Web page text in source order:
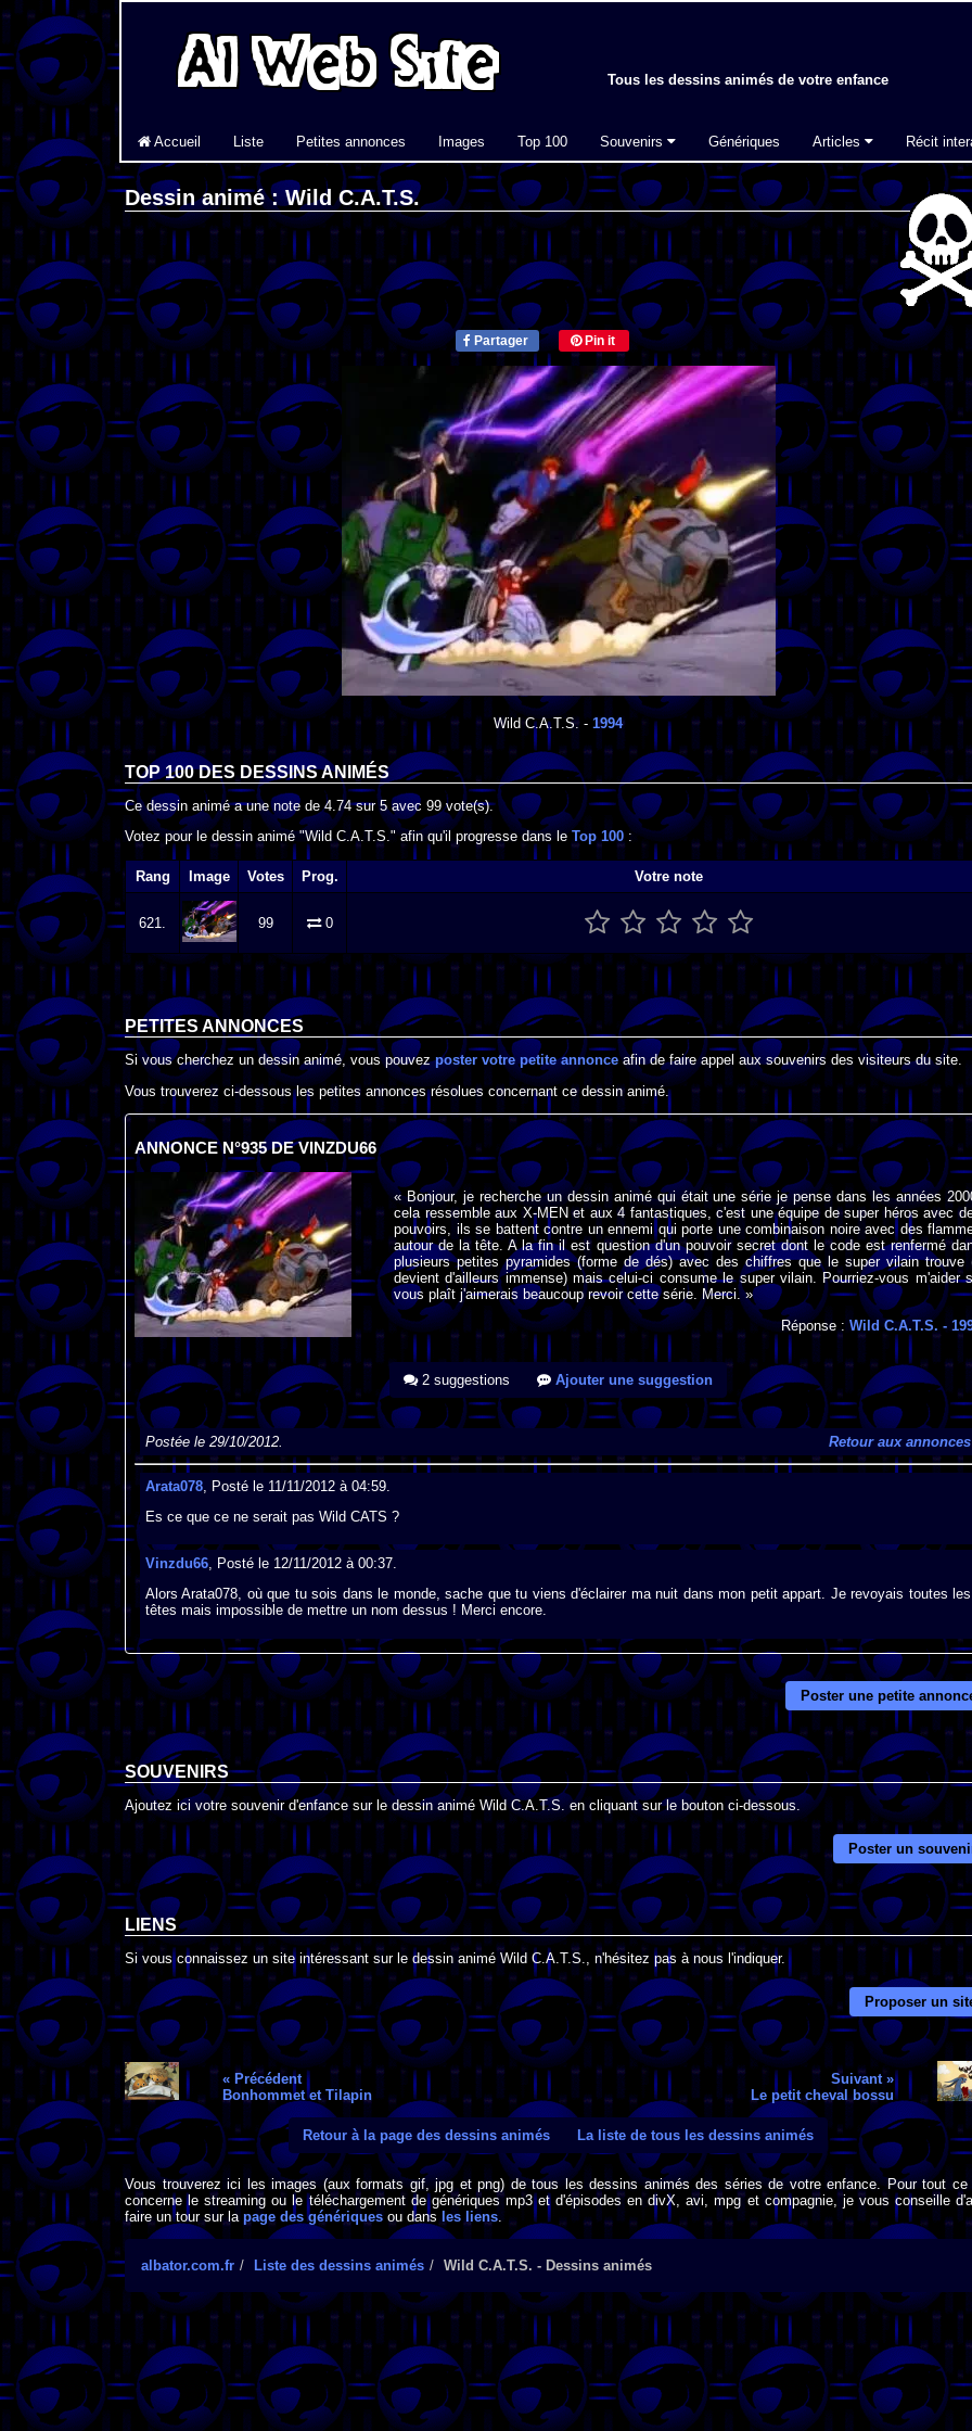
Tous les dessins animés de votre enfance
Accueil Liste Petites annonces Images Top 100 Souvenirs Génériques Articles Récit
Dessin animé : Wild C.A.T.S.
Partager Pin it
Wild C.A.T.S. - 1994
TOP 100 DES DESSINS ANIMÉS
Ce dessin animé a une note de4.74sur5avec 99vote(s).
Votez pour le dessin animé "Wild C.A.T.S." afin qu'il progresse dans leTop 100 :
Rang Image Votes Prog. Votre note
621. 99 0
PETITES ANNONCES
Si vous cherchez un dessin animé, vous pouvezposter votre petite annonceafin de faire appel aux souvenirs des visiteurs du site.
Vous trouverez ci-dessous les petites annonces résolues concernant ce dessin animé.
ANNONCE N°935 DE VINZDU66
« Bonjour, je recherche un dessin animé qui était une série je pense dans les années
cela ressemble aux X-MEN et aux 4 fantastiques, c'est une équipe de super héros avec
pouvoirs, ils se battent contre un ennemi qui porte une combinaison noire avec des
autour de la tête. A la fin il est question d'un pouvoir secret dont le code est renfermé
plusieurs petites pyramides (forme de dés) avec des chiffres que le super vilain trouve
devient d'ailleurs immense) mais celui-ci consume le super vilain. Pourriez-vous m'aider
vous plaît j'aimerais beaucoup revoir cette série. Merci. »
Réponse :Wild C.A.T.S. -
2 suggestions Ajouter une suggestion
Postée le 29/10/2012. Retour aux annonces
Arata078, Posté le 11/11/2012 à 04:59.
Es ce que ce ne serait pas Wild CATS ?
Vinzdu66, Posté le 12/11/2012 à 00:37.
Alors Arata078, où que tu sois dans le monde, sache que tu viens d'éclairer ma nuit dans mon petit appart. Je revoyais toutes les
têtes mais impossible de mettre un nom dessus ! Merci encore.
Poster une petite
SOUVENIRS
Ajoutez ici votre souvenir d'enfance sur le dessin animé Wild C.A.T.S. en cliquant sur le bouton ci-dessous.
Poster un
LIENS
Si vous connaissez un site intéressant sur le dessin animé Wild C.A.T.S., n'hésitez pas à nous l'indiquer.
Proposer un
« Précédent
Bonhommet et Tilapin
Suivant »
Le petit cheval bossu
Retour à la page des dessins animés La liste de tous les dessins animés
Vous trouverez ici les images (aux formats gif, jpg et png) de tous les dessins animés des séries de votre enfance. Pour tout ce
concerne le streaming ou le téléchargement de génériques mp3 et d'épisodes en divX, avi, mpg et compagnie, je vous conseille
faire un tour sur la page des génériques ou dans les liens
albator.com.fr Liste des dessins animés Wild C.A.T.S. - Dessins animés